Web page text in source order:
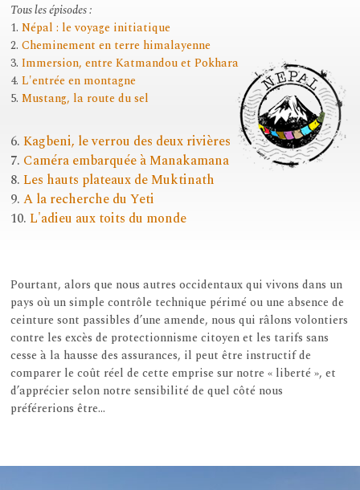
Tous les épisodes :
1.Népal : le voyage initiatique
2.Cheminement en terre himalayenne
3.Immersion, entre Katmandou et Pokhara
4.L'entrée en montagne
5.Mustang, la route du sel
6.Kagbeni, le verrou des deux rivières
7. Caméra embarquée à Manakamana
8.Les hauts plateaux de Muktinath
9.A la recherche du Yeti
10.L'adieu aux toits du monde
Pourtant, alors que nous autres occidentaux qui vivons dans un
pays où un simple contrôle technique périmé ou une absence de
ceinture sont passibles d’une amende, nous qui râlons volontiers
contre les excès de protectionnisme citoyen et les tarifs sans
cesse à la hausse des assurances, il peut être instructif de
comparer le coût réel de cette emprise sur notre « liberté », et
d’apprécier selon notre sensibilité de quel côté nous
préférerions être…